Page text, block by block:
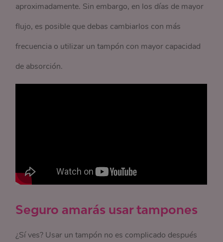
aproximadamente. Sin embargo, en los días de mayor
flujo, es posible que debas cambiarlos con más
frecuencia o utilizar un tampón con mayor capacidad
de absorción.
Seguro amarás usar tampones
¿Sí ves? Usar un tampón no es complicado después